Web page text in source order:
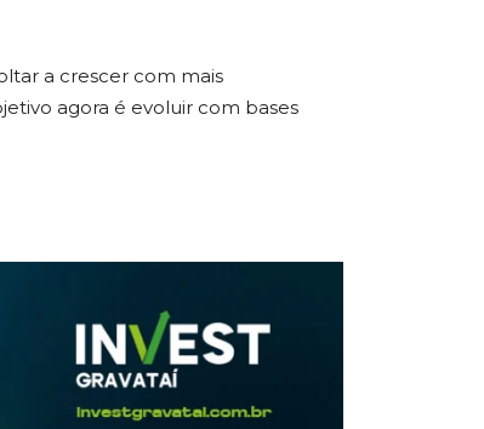
a crescer com mais
agora é evoluir com bases